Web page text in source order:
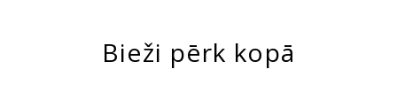
Bieži pērk kopā